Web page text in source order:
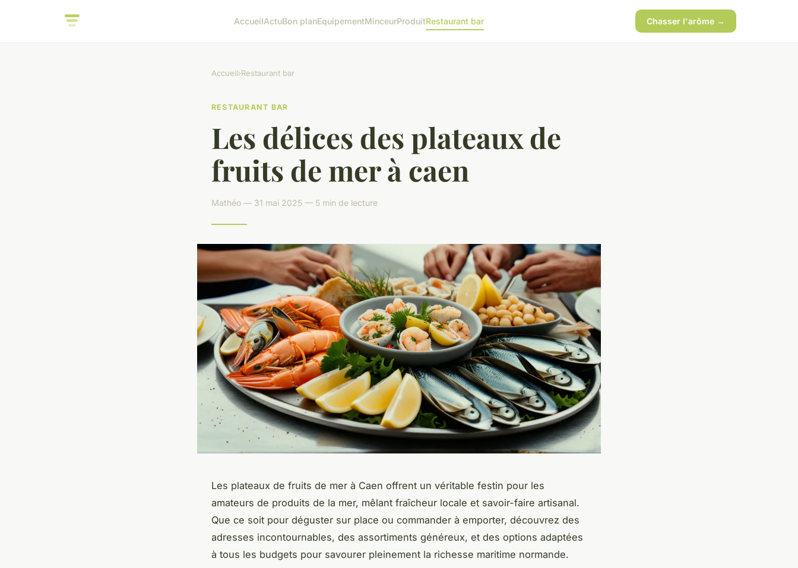
AccueilActuBon planEquipementMinceurProduitRestaurant bar Chasser l'arôme →
Accueil›Restaurant bar
RESTAURANT BAR
Les délices des plateaux de
fruits de mer à caen
Mathéo — 31 mai 2025 — 5 min de lecture
Les plateaux de fruits de mer à Caen offrent un véritable festin pour les
amateurs de produits de la mer, mêlant fraîcheur locale et savoir-faire artisanal.
Que ce soit pour déguster sur place ou commander à emporter, découvrez des
adresses incontournables, des assortiments généreux, et des options adaptées
à tous les budgets pour savourer pleinement la richesse maritime normande.